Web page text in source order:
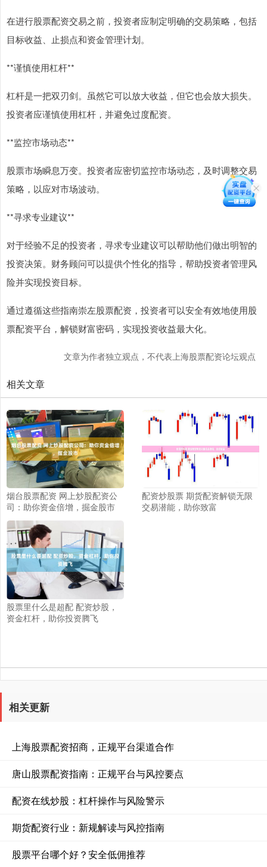
在进行股票配资交易之前，投资者应制定明确的交易策略，包括
目标收益、止损点和资金管理计划。
**谨慎使用杠杆**
杠杆是一把双刃剑。虽然它可以放大收益，但它也会放大损失。
投资者应谨慎使用杠杆，并避免过度配资。
**监控市场动态**
股票市场瞬息万变。投资者应密切监控市场动态，及时调整交易
策略，以应对市场波动。
**寻求专业建议**
对于经验不足的投资者，寻求专业建议可以帮助他们做出明智的
投资决策。财务顾问可以提供个性化的指导，帮助投资者管理风
险并实现投资目标。
通过遵循这些指南崇左股票配资，投资者可以安全有效地使用股
票配资平台，解锁财富密码，实现投资收益最大化。
文章为作者独立观点，不代表上海股票配资论坛观点
相关文章
烟台股票配资 网上炒股配资公
司：助你资金倍增，掘金股市
配资炒股票 期货配资解锁无限
交易潜能，助你致富
股票里什么是超配 配资炒股，
资金杠杆，助你投资腾飞
相关更新
上海股票配资招商，正规平台渠道合作
唐山股票配资指南：正规平台与风控要点
配资在线炒股：杠杆操作与风险警示
期货配资行业：新规解读与风控指南
股票平台哪个好？安全低佣推荐